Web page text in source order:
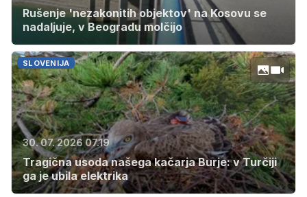
Rušenje 'nezakonitih objektov' na Kosovu se
nadaljuje, v Beogradu molčijo
SLOVENIJA
30. 07. 2026 07.19
Tragična usoda našega kačarja Burje: v Turčiji
ga je ubila elektrika